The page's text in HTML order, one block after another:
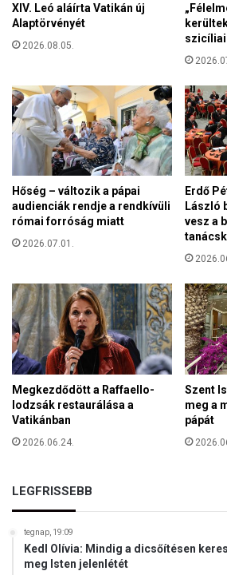
h
r
e
g
a
l
a
í
t
v
a
s
l
ó
l
k
é
p
v
o
l
t
a
t
o
r
m
a
g
y
a
r
k
l
l
á
XIV. Leó aláírta Vatikán új
Alaptörvényét
2026.08.05.
szicíliai
Hőség – változik a pápai
audienciák rendje a rendkívüli
római forróság miatt
2026.07.01.
Erdő
László
vesz a
Megkezdődött a Raffaello-
lodzsák restaurálása a
Vatikánban
2026.06.24.
Szent
meg a
pápát
LEGFRISSEBB
tegnap, 19:09
Kedl Olívia: Mindig a dicsőítésen
meg Isten jelenlétét